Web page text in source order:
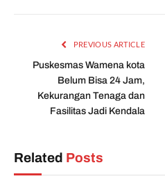
PREVIOUS ARTICLE
Puskesmas Wamena kota
Belum Bisa 24 Jam,
Kekurangan Tenaga dan
Fasilitas Jadi Kendala
Related Posts